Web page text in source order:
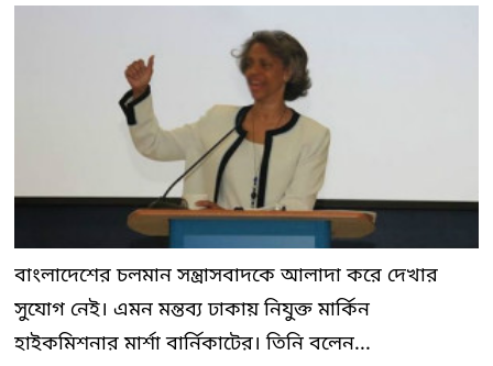
বাংলাদেশের চলমান সন্ত্রাসবাদকে আলাদা করে দেখার
সুযোগ নেই। এমন মন্তব্য ঢাকায় নিযুক্ত মার্কিন
হাইকমিশনার মার্শা বার্নিকাটের। তিনি বলেন...